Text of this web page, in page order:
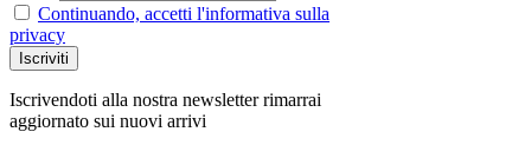
Continuando, accetti l'informativa sulla
privacy
Iscrivendoti alla nostra newsletter rimarrai
aggiornato sui nuovi arrivi